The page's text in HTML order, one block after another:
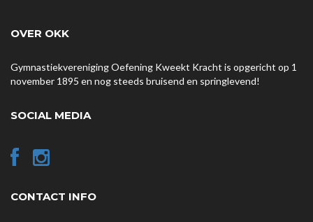
OVER OKK
Gymnastiekvereniging Oefening Kweekt Kracht is opgericht op 1
november 1895 en nog steeds bruisend en springlevend!
SOCIAL MEDIA
CONTACT INFO